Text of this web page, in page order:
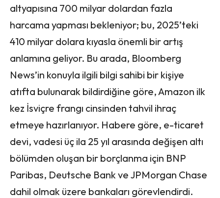
altyapısına 700 milyar dolardan fazla
harcama yapması bekleniyor; bu, 2025’teki
410 milyar dolara kıyasla önemli bir artış
anlamına geliyor. Bu arada, Bloomberg
News’in konuyla ilgili bilgi sahibi bir kişiye
atıfta bulunarak bildirdiğine göre, Amazon ilk
kez İsviçre frangı cinsinden tahvil ihraç
etmeye hazırlanıyor. Habere göre, e-ticaret
devi, vadesi üç ila 25 yıl arasında değişen altı
bölümden oluşan bir borçlanma için BNP
Paribas, Deutsche Bank ve JPMorgan Chase
dahil olmak üzere bankaları görevlendirdi.